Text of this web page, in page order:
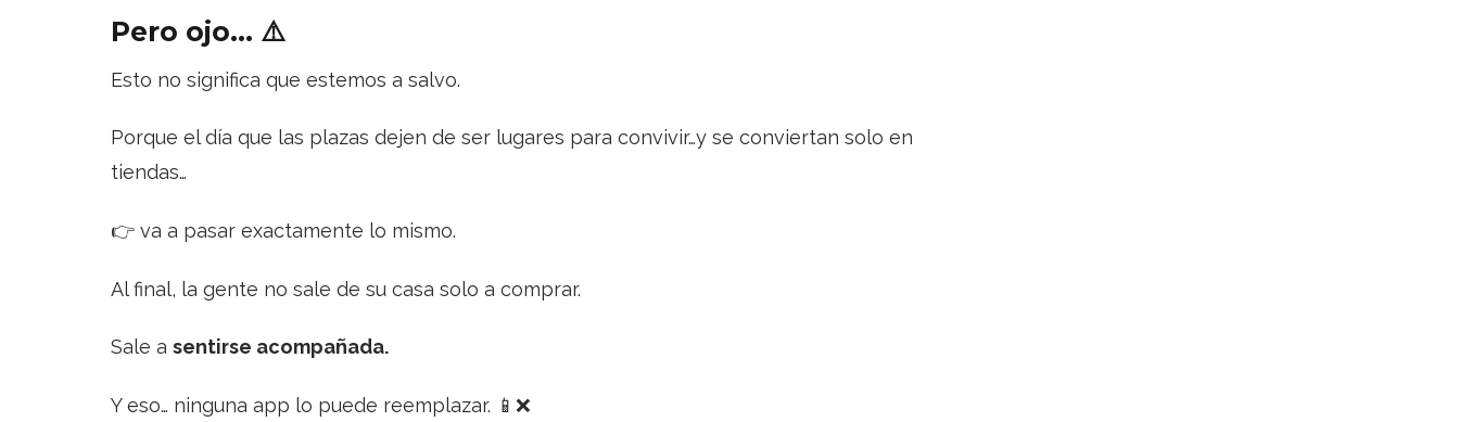
Pero ojo… ⚠️
Esto no significa que estemos a salvo.
Porque el día que las plazas dejen de ser lugares para convivir…y se conviertan solo en
tiendas…
👉 va a pasar exactamente lo mismo.
Al final, la gente no sale de su casa solo a comprar.
Sale a sentirse acompañada.
Y eso… ninguna app lo puede reemplazar. 📱❌